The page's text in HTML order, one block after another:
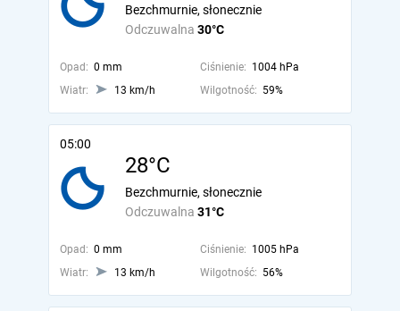
Odczuwalna 30°C
Bezchmurnie, słonecznie
Opad: 0 mm Ciśnienie: 1004 hPa
Wiatr:
13 km/h Wilgotność: 59%
05:00
28°C
Odczuwalna 31°C
Bezchmurnie, słonecznie
Opad: 0 mm Ciśnienie: 1005 hPa
Wiatr:
13 km/h Wilgotność: 56%